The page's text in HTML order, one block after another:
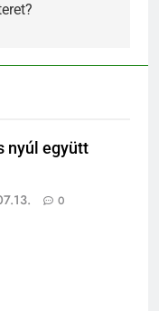
nyúl együtt
0